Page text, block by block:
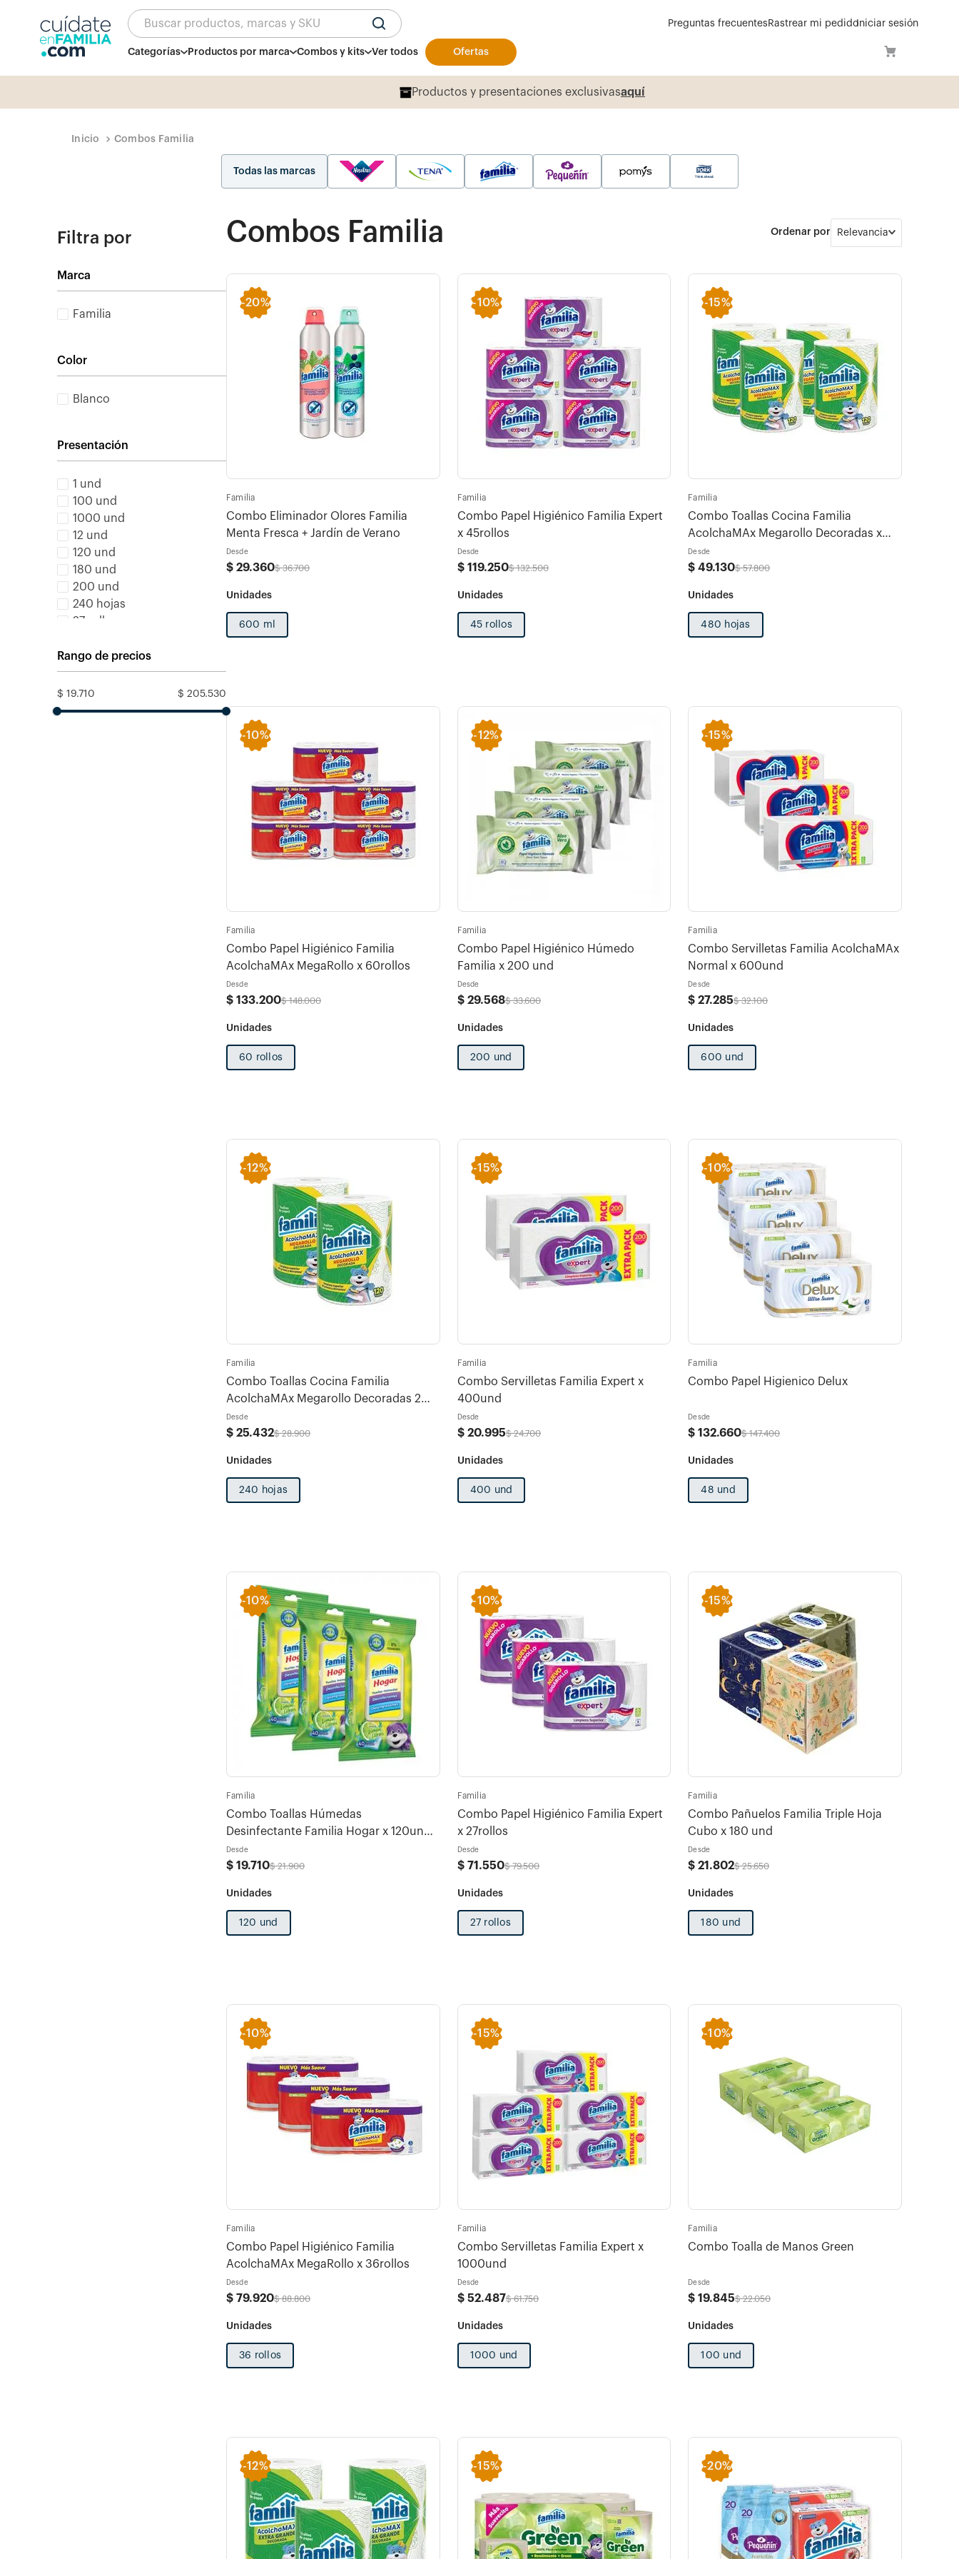
Buscar productos, marcas y SKU Preguntas frecuentes Rastrear mi pedidoIniciar sesión
Categorías Productos por marca Combos y kits Ver todos Ofertas
Productos y presentaciones exclusivasaquí
Combos Familia
Todas las marcas
Filtra por
Marca
Familia
Color
Blanco
Presentación
1 und
100 und
1000 und
12 und
120 und
180 und
200 und
240 hojas
27 rollos
Rango de precios
$ 19.710 $ 205.530
Combos Familia Relevancia
-20%
Familia
Combo Eliminador Olores Familia
Menta Fresca + Jardín de Verano
Desde
$ 29.360$ 36.700
600 ml
-10%
Familia
Combo Papel Higiénico Familia Expert
x 45rollos
Desde
$ 119.250$ 132.500
45 rollos
-15%
Familia
Combo Toallas Cocina Familia
AcolchaMAx Megarollo Decoradas x
480hojas (120 hojas c/u)
Desde
$ 49.130$ 57.800
480 hojas
-10%
Familia
Combo Papel Higiénico Familia
AcolchaMAx MegaRollo x 60rollos
Desde
$ 133.200$ 148.000
60 rollos
-12%
Familia
Combo Papel Higiénico Húmedo
Familia x 200 und
Desde
$ 29.568$ 33.600
200 und
-15%
Familia
Combo Servilletas Familia AcolchaMAx
Normal x 600und
Desde
$ 27.285$ 32.100
600 und
-12%
Familia
Combo Toallas Cocina Familia
AcolchaMAx Megarollo Decoradas 2
rollos x 120 hojas
Desde
$ 25.432$ 28.900
240 hojas
-15%
Familia
Combo Servilletas Familia Expert x
400und
Desde
$ 20.995$ 24.700
400 und
-10%
Familia
Combo Papel Higienico Delux
Desde
$ 132.660$ 147.400
48 und
-10%
Familia
Combo Toallas Húmedas
Desinfectante Familia Hogar x 120und
(40und c/u)
Desde
$ 19.710$ 21.900
120 und
-10%
Familia
Combo Papel Higiénico Familia Expert
x 27rollos
Desde
$ 71 .550$ 79.500
27 rollos
-15%
Familia
Combo Pañuelos Familia Triple Hoja
Cubo x 180 und
Desde
$ 21 .802$ 25.650
180 und
-10%
Familia
Combo Papel Higiénico Familia
AcolchaMAx MegaRollo x 36rollos
Desde
$ 79.920$ 88.800
36 rollos
-15%
Familia
Combo Servilletas Familia Expert x
1000und
Desde
$ 52.487$ 61.750
1000 und
-10%
Familia
Combo Toalla de Manos Green
Desde
$ 19.845$ 22.050
100 und
-12% -15% -20%